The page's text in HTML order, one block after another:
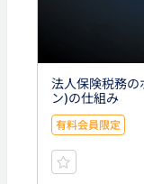
法人保険税務
ン)の仕組み
有料会員限定